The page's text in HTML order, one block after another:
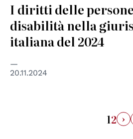
I diritti delle
disabilità nella
italiana del 2024
20.11.2024
12 ›